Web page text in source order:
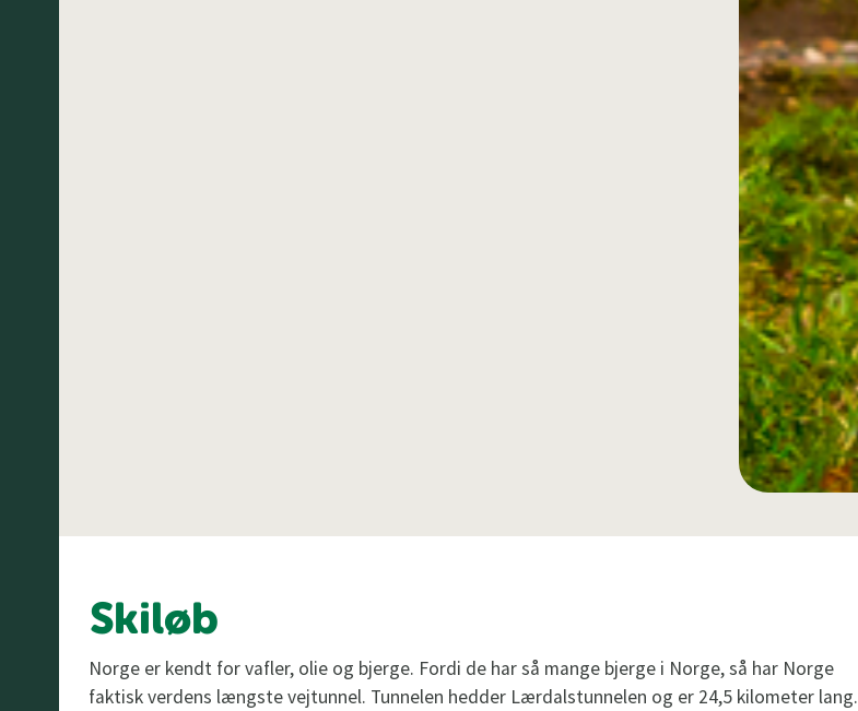
Skiløb
Norge er kendt for vafler, olie og bjerge. Fordi de har så mange bjerge i Norge, så har Norge
faktisk verdens længste vejtunnel. Tunnelen hedder Lærdalstunnelen og er 24,5 kilometer lang.